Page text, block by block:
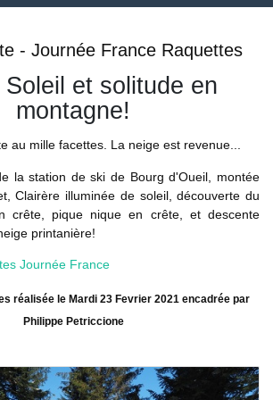
- Journée France Raquettes
Soleil et solitude en
montagne!
au mille facettes. La neige est revenue...
la station de ski de Bourg d'Oueil, montée
Clairère illuminée de soleil, découverte du
crête, pique nique en crête, et descente
printanière!
Journée France
réalisée le Mardi 23 Fevrier 2021 encadrée par
Philippe Petriccione